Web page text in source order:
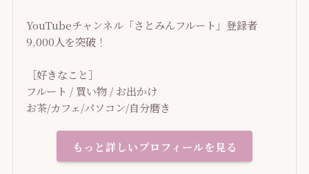
YouTubeチャンネル「さとみんフルート」登録者
9,000人を突破！
［好きなこと］
フルート / 買い物 / お出かけ
お茶/カフェ/パソコン/自分磨き
もっと詳しいプロフィールを見る